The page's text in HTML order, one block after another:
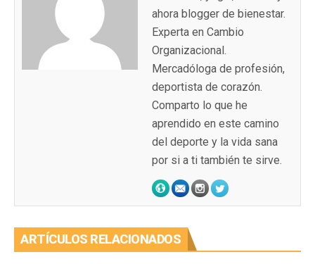
ahora blogger de bienestar.
Experta en Cambio
Organizacional.
Mercadóloga de profesión,
deportista de corazón.
Comparto lo que he
aprendido en este camino
del deporte y la vida sana
por si a ti también te sirve.
ARTÍCULOS RELACIONADOS